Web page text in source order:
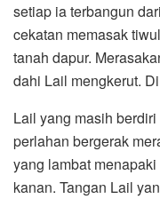
setiap ia terbangun
cekatan memasak
tanah dapur.
dahi Lail mengkerut.
Lail yang masih
perlahan bergerak
yang lambat
kanan. Tangan Lail